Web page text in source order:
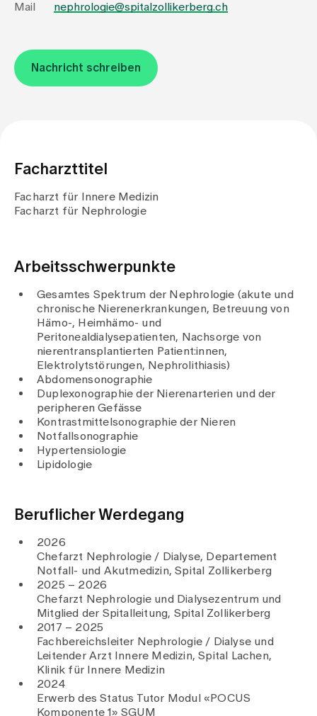
Jobs & Karriere
Blog
Medien
Publikationen
Mail
nephrologie@spitalzollikerberg.ch
Nachricht schreiben
Facharzttitel
Facharzt für Innere Medizin
Facharzt für Nephrologie
Arbeitsschwerpunkte
Gesamtes Spektrum der Nephrologie (akute und
chronische Nierenerkrankungen, Betreuung von
Hämo-, Heimhämo- und
Peritonealdialysepatienten, Nachsorge von
nierentransplantierten Patient:innen,
Elektrolytstörungen, Nephrolithiasis)
Abdomensonographie
Duplexonographie der Nierenarterien und der
peripheren Gefässe
Kontrastmittelsonographie der Nieren
Notfallsonographie
Hypertensiologie
Lipidologie
Beruflicher Werdegang
2026
Chefarzt Nephrologie / Dialyse, Departement
Notfall- und Akutmedizin, Spital Zollikerberg
2025 – 2026
Chefarzt Nephrologie und Dialysezentrum und
Mitglied der Spitalleitung, Spital Zollikerberg
2017 – 2025
Fachbereichsleiter Nephrologie / Dialyse und
Leitender Arzt Innere Medizin, Spital Lachen,
Klinik für Innere Medizin
2024
Erwerb des Status Tutor Modul «POCUS
Komponente 1» SGUM